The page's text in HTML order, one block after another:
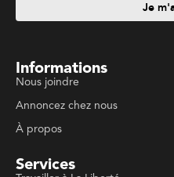
Suivez La Liberté
Code de conduite